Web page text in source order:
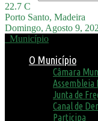
22.7 C
Porto Santo, Madeira
Domingo, Agosto 9,
Município
O Município
Câmara
Assembleia
Junta de
Canal de
Participa